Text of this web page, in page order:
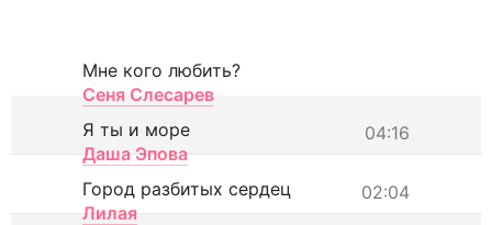
Мне кого любить?
Сеня Слесарев
04:16
Я ты и море
Даша Эпова
02:04
Город разбитых сердец
Лилая